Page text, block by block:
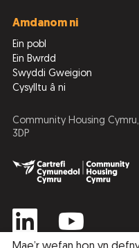
Amdanom ni
Ein pobl
Ein Bwrdd
Swyddi Gweigion
Cysylltu â ni
Community Housing Cymru,
3DP